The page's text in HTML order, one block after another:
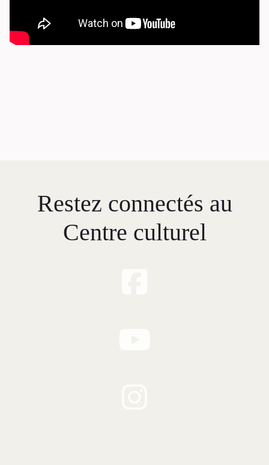
À propos
Restez connectés au
Centre culturel